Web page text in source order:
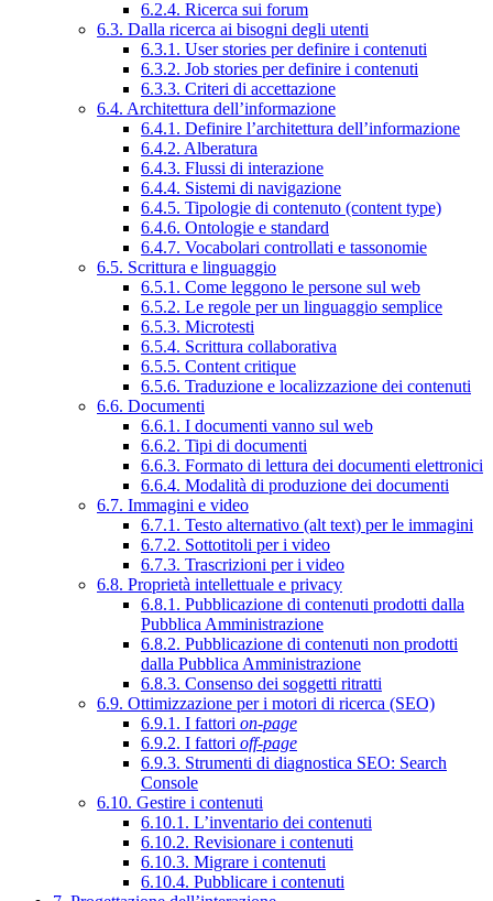
6.2.4. Ricerca sui forum
6.3. Dalla ricerca ai bisogni degli utenti
6.3.1. User stories per definire i contenuti
6.3.2. Job stories per definire i contenuti
6.3.3. Criteri di accettazione
6.4. Architettura dell’informazione
6.4.1. Definire l’architettura dell’informazione
6.4.2. Alberatura
6.4.3. Flussi di interazione
6.4.4. Sistemi di navigazione
6.4.5. Tipologie di contenuto (content type)
6.4.6. Ontologie e standard
6.4.7. Vocabolari controllati e tassonomie
6.5. Scrittura e linguaggio
6.5.1. Come leggono le persone sul web
6.5.2. Le regole per un linguaggio semplice
6.5.3. Microtesti
6.5.4. Scrittura collaborativa
6.5.5. Content critique
6.5.6. Traduzione e localizzazione dei contenuti
6.6. Documenti
6.6.1. I documenti vanno sul web
6.6.2. Tipi di documenti
6.6.3. Formato di lettura dei documenti elettronici
6.6.4. Modalità di produzione dei documenti
6.7. Immagini e video
6.7.1. Testo alternativo (alt text) per le immagini
6.7.2. Sottotitoli per i video
6.7.3. Trascrizioni per i video
6.8. Proprietà intellettuale e privacy
6.8.1. Pubblicazione di contenuti prodotti dalla
Pubblica Amministrazione
6.8.2. Pubblicazione di contenuti non prodotti
dalla Pubblica Amministrazione
6.8.3. Consenso dei soggetti ritratti
6.9. Ottimizzazione per i motori di ricerca (SEO)
6.9.1. I fattori on-page
6.9.2. I fattori off-page
6.9.3. Strumenti di diagnostica SEO: Search
Console
6.10. Gestire i contenuti
6.10.1. L’inventario dei contenuti
6.10.2. Revisionare i contenuti
6.10.3. Migrare i contenuti
6.10.4. Pubblicare i contenuti